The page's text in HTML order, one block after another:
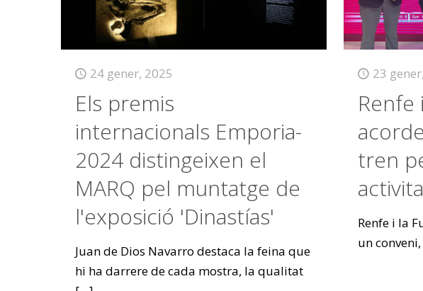
24 gener, 2025
Els premis
internacionals Emporia-
2024 distingeixen el
MARQ pel muntatge de
l'exposició 'Dinastías'
Juan de Dios Navarro destaca la feina que
hi ha darrere de cada mostra, la qualitat
23
Renfe
tren
Renfe i la
un